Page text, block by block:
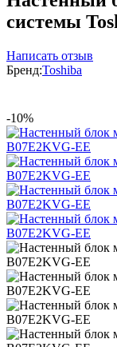
системы
Написать отзыв
Бренд:Toshiba
-10%